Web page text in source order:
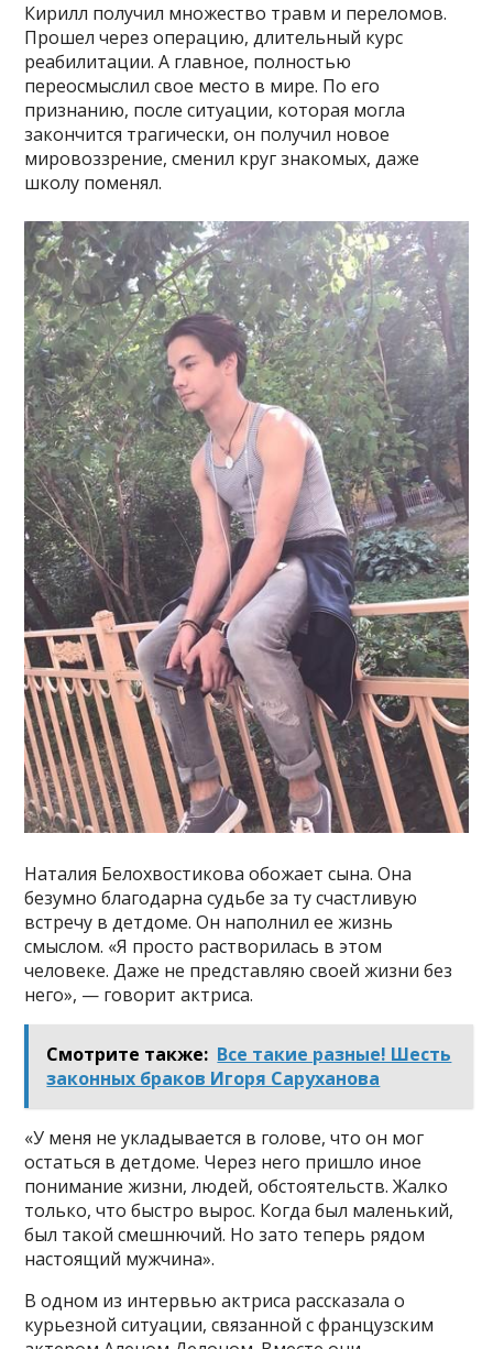
Кирилл получил множество травм и переломов.
Прошел через операцию, длительный курс
реабилитации. А главное, полностью
переосмыслил свое место в мире. По его
признанию, после ситуации, которая могла
закончится трагически, он получил новое
мировоззрение, сменил круг знакомых, даже
школу поменял.
Наталия Белохвостикова обожает сына. Она
безумно благодарна судьбе за ту счастливую
встречу в детдоме. Он наполнил ее жизнь
смыслом. «Я просто растворилась в этом
человеке. Даже не представляю своей жизни без
него», — говорит актриса.
Смотрите также: Все такие разные! Шесть
законных браков Игоря Саруханова
«У меня не укладывается в голове, что он мог
остаться в детдоме. Через него пришло иное
понимание жизни, людей, обстоятельств. Жалко
только, что быстро вырос. Когда был маленький,
был такой смешнючий. Но зато теперь рядом
настоящий мужчина».
В одном из интервью актриса рассказала о
курьезной ситуации, связанной с французским